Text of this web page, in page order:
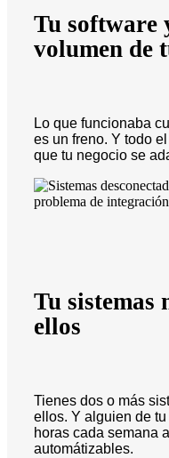
Tu software
volumen de
Lo que funcionaba
es un freno. Y todo
que tu negocio se
Tu sistemas
ellos
Tienes dos o más
ellos. Y alguien de
horas cada semana
automátizables.